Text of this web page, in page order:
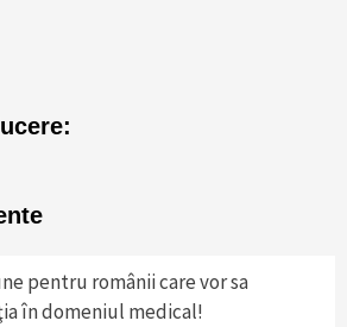
pentru românii care vor sa
în domeniul medical!